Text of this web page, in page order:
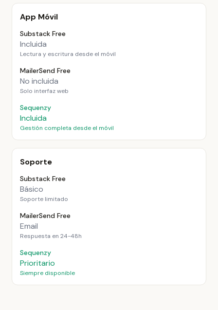
App Móvil
Substack Free
Incluida
Lectura y escritura desde el móvil
MailerSend Free
No incluida
Solo interfaz web
Sequenzy
Incluida
Gestión completa desde el móvil
Soporte
Substack Free
Básico
Soporte limitado
MailerSend Free
Email
Respuesta en 24-48h
Sequenzy
Prioritario
Siempre disponible